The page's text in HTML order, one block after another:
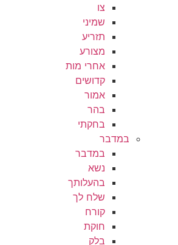
צו
שמיני
תזריע
מצורע
אחרי מות
קדושים
אמור
בהר
בחקתי
במדבר
במדבר
נשא
בהעלותך
שלח לך
קורח
חוקת
בלק